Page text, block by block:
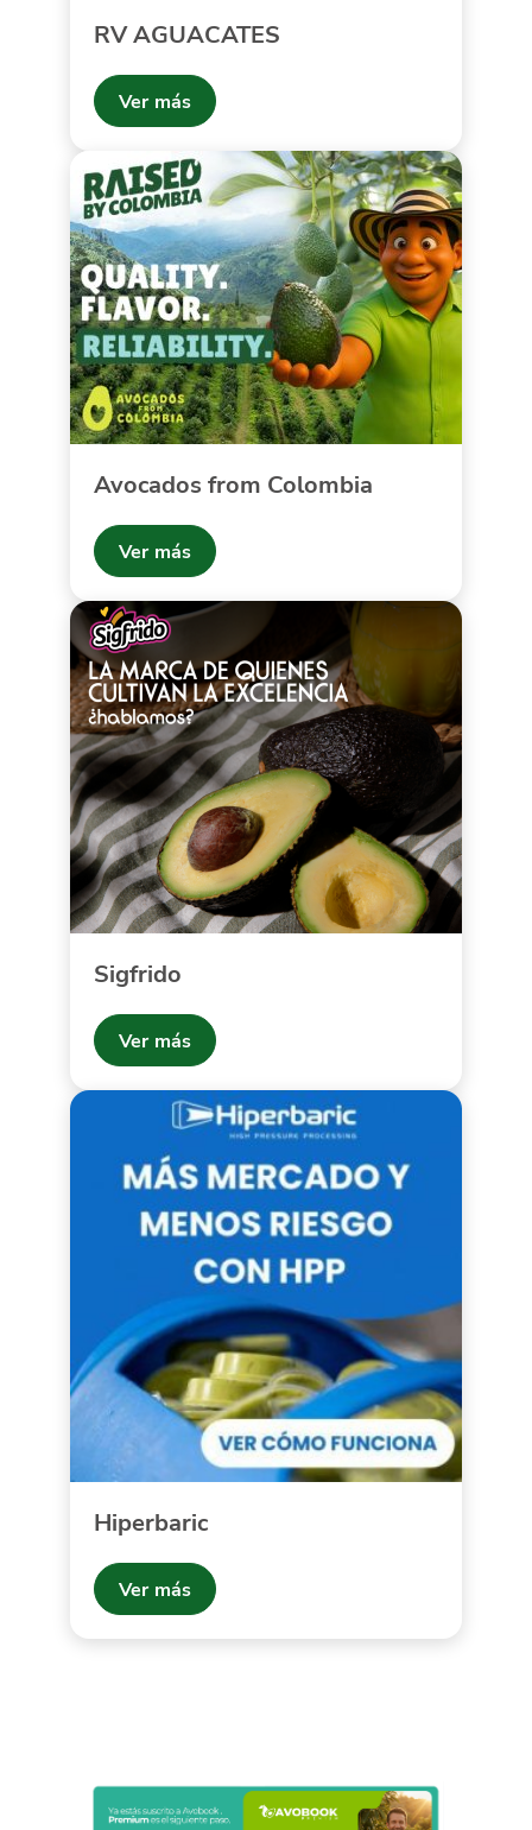
RV AGUACATES
Ver más
Avocados from Colombia
Ver más
Sigfrido
Ver más
Hiperbaric
Ver más